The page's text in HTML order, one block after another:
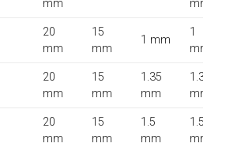
mm
mm
20
mm
15
mm
1 mm
1
mm
20
mm
15
mm
1.35
mm
1.35
mm
20
mm
15
mm
1.5
mm
1.5
mm